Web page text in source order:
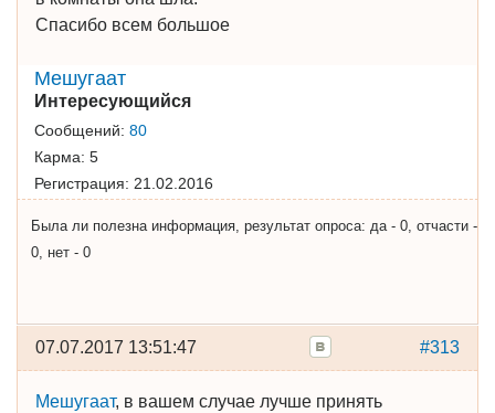
Спасибо всем большое
Мешугаат
Интересующийся
Сообщений: 80
Карма: 5
Регистрация: 21.02.2016
Была ли полезна информация, результат опроса: да - 0, отчасти -
0, нет - 0
#313
07.07.2017 13:51:47
Мешугаат, в вашем случае лучше принять